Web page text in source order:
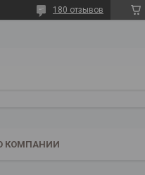
180 отзывов
КОМПАНИИ